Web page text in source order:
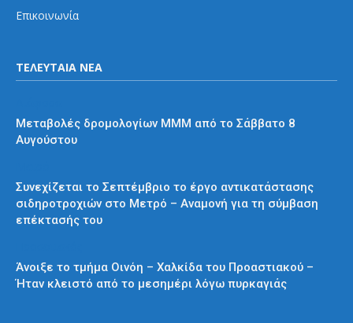
Επικοινωνία
ΤΕΛΕΥΤΑΙΑ ΝΕΑ
Μεταβολές δρομολογίων ΜΜΜ από το Σάββατο 8
Αυγούστου
Συνεχίζεται το Σεπτέμβριο το έργο αντικατάστασης
σιδηροτροχιών στο Μετρό – Αναμονή για τη σύμβαση
επέκτασής του
Άνοιξε το τμήμα Οινόη – Χαλκίδα του Προαστιακού –
Ήταν κλειστό από το μεσημέρι λόγω πυρκαγιάς